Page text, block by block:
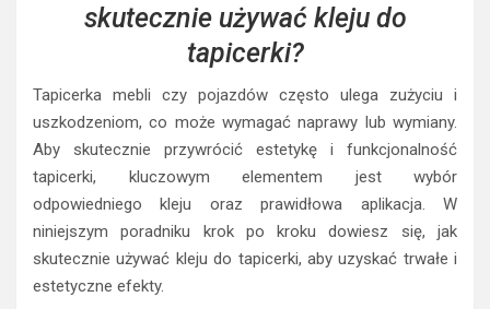
skutecznie używać kleju do
tapicerki?
Tapicerka mebli czy pojazdów często ulega zużyciu i
uszkodzeniom, co może wymagać naprawy lub wymiany.
Aby skutecznie przywrócić estetykę i funkcjonalność
tapicerki, kluczowym elementem jest wybór
odpowiedniego kleju oraz prawidłowa aplikacja. W
niniejszym poradniku krok po kroku dowiesz się, jak
skutecznie używać kleju do tapicerki, aby uzyskać trwałe i
estetyczne efekty.